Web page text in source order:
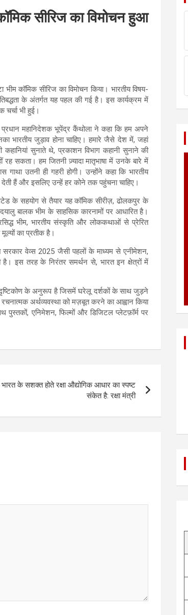
सीरिज का विमोचन हुआ
कॉमिक सीरिज का विमोचन किया। भारतीय विषय-
के अंतर्गत यह पहल की गई है। इस कार्यक्रम में
भी हुई।
महानिदेशक भूपेंद्र कैंथोला ने कहा कि हम अपने
भारतीय जुड़ाव होना चाहिए। हमारे जैसे देश में, जहां
कहानियां सुनाते थे, प्रकाशन विभाग कहानी सुनाने की
रह सकता। हम जितनी ज़्यादा मातृभाषा में उनके बारे में
गाथा उतनी ही गहरी होगी। उन्होंने कहा कि भारतीय
हैं और इसलिए उन्हें हर कोने तक पहुंचना चाहिए।
के सहयोग से तैयार यह कॉमिक सीरीज़, ढोलकपुर के
बालक भीम के साहसिक कारनामों पर आधारित है।
भीम, भारतीय संस्कृति और लोककथाओं से प्रेरित
का प्रतीक है।
वेव्स 2025 जैसी पहलों के माध्यम से एनीमेशन,
इस तरह के निरंतर समर्थन से, भारत इन क्षेत्रों में
दृष्टिकोण के अनुरूप है जिसमें घरेलू दर्शकों के साथ जुड़ने
अर्थव्यवस्था को मज़बूत करने का आह्वान किया
पुस्तकों, एनिमेशन, फिल्मों और डिजिटल प्लेटफ़ॉर्म पर
के सशक्त होते रक्षा औद्योगिक आधार का स्पष्ट
संकेत है: रक्षा मंत्री